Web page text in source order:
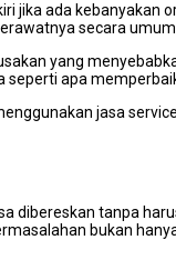
jika ada kebanyakan
secara
yang
seperti apa
jasa
dibereskan tanpa
bukan